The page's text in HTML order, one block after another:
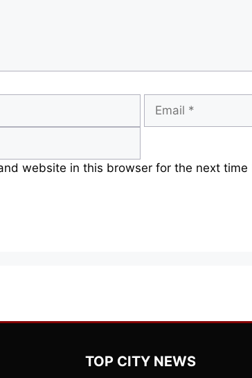
website in this browser for the next time
TOP CITY NEWS